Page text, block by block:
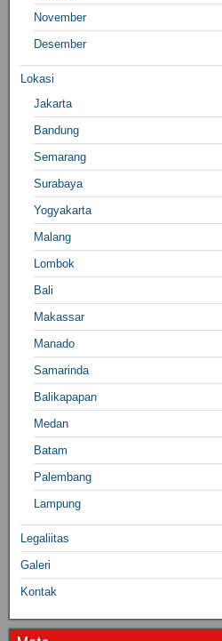
November
Desember
Lokasi
Jakarta
Bandung
Semarang
Surabaya
Yogyakarta
Malang
Lombok
Bali
Makassar
Manado
Samarinda
Balikapapan
Medan
Batam
Palembang
Lampung
Legaliitas
Galeri
Kontak